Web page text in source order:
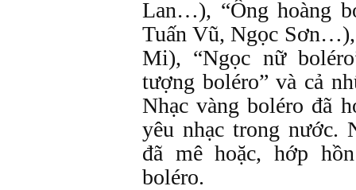
Lan…), “Ông hoàng
Tuấn Vũ, Ngọc Sơn…),
Mi), “Ngọc nữ
tượng boléro” và cả
Nhạc vàng boléro đã
yêu nhạc trong nước.
đã mê hoặc, hớp
boléro.